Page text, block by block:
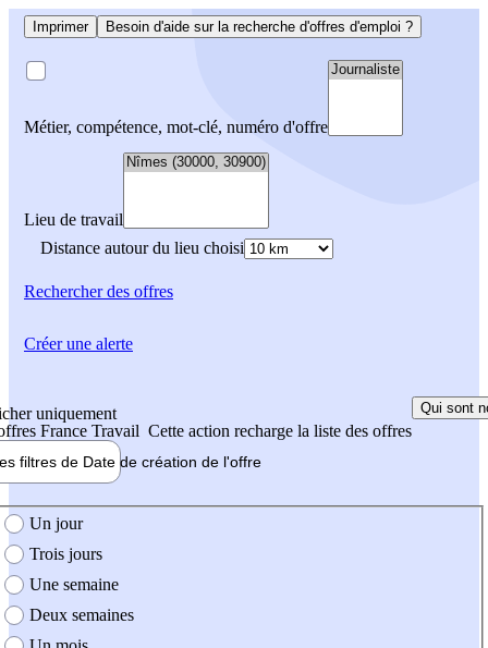
Imprimer Besoin d'aide sur la recherche d'offres d'emploi ?
Métier, compétence, mot-clé, numéro d'offre
Lieu de travail
Distance autour du lieu choisi
Rechercherdes offres
uniquement
France Travail Cette action recharge la liste des offres
Qui sont
filtres de Date de création de l'offre
création de l'offre
Un jour
Trois jours
Une semaine
Deux semaines
Créer une alerte